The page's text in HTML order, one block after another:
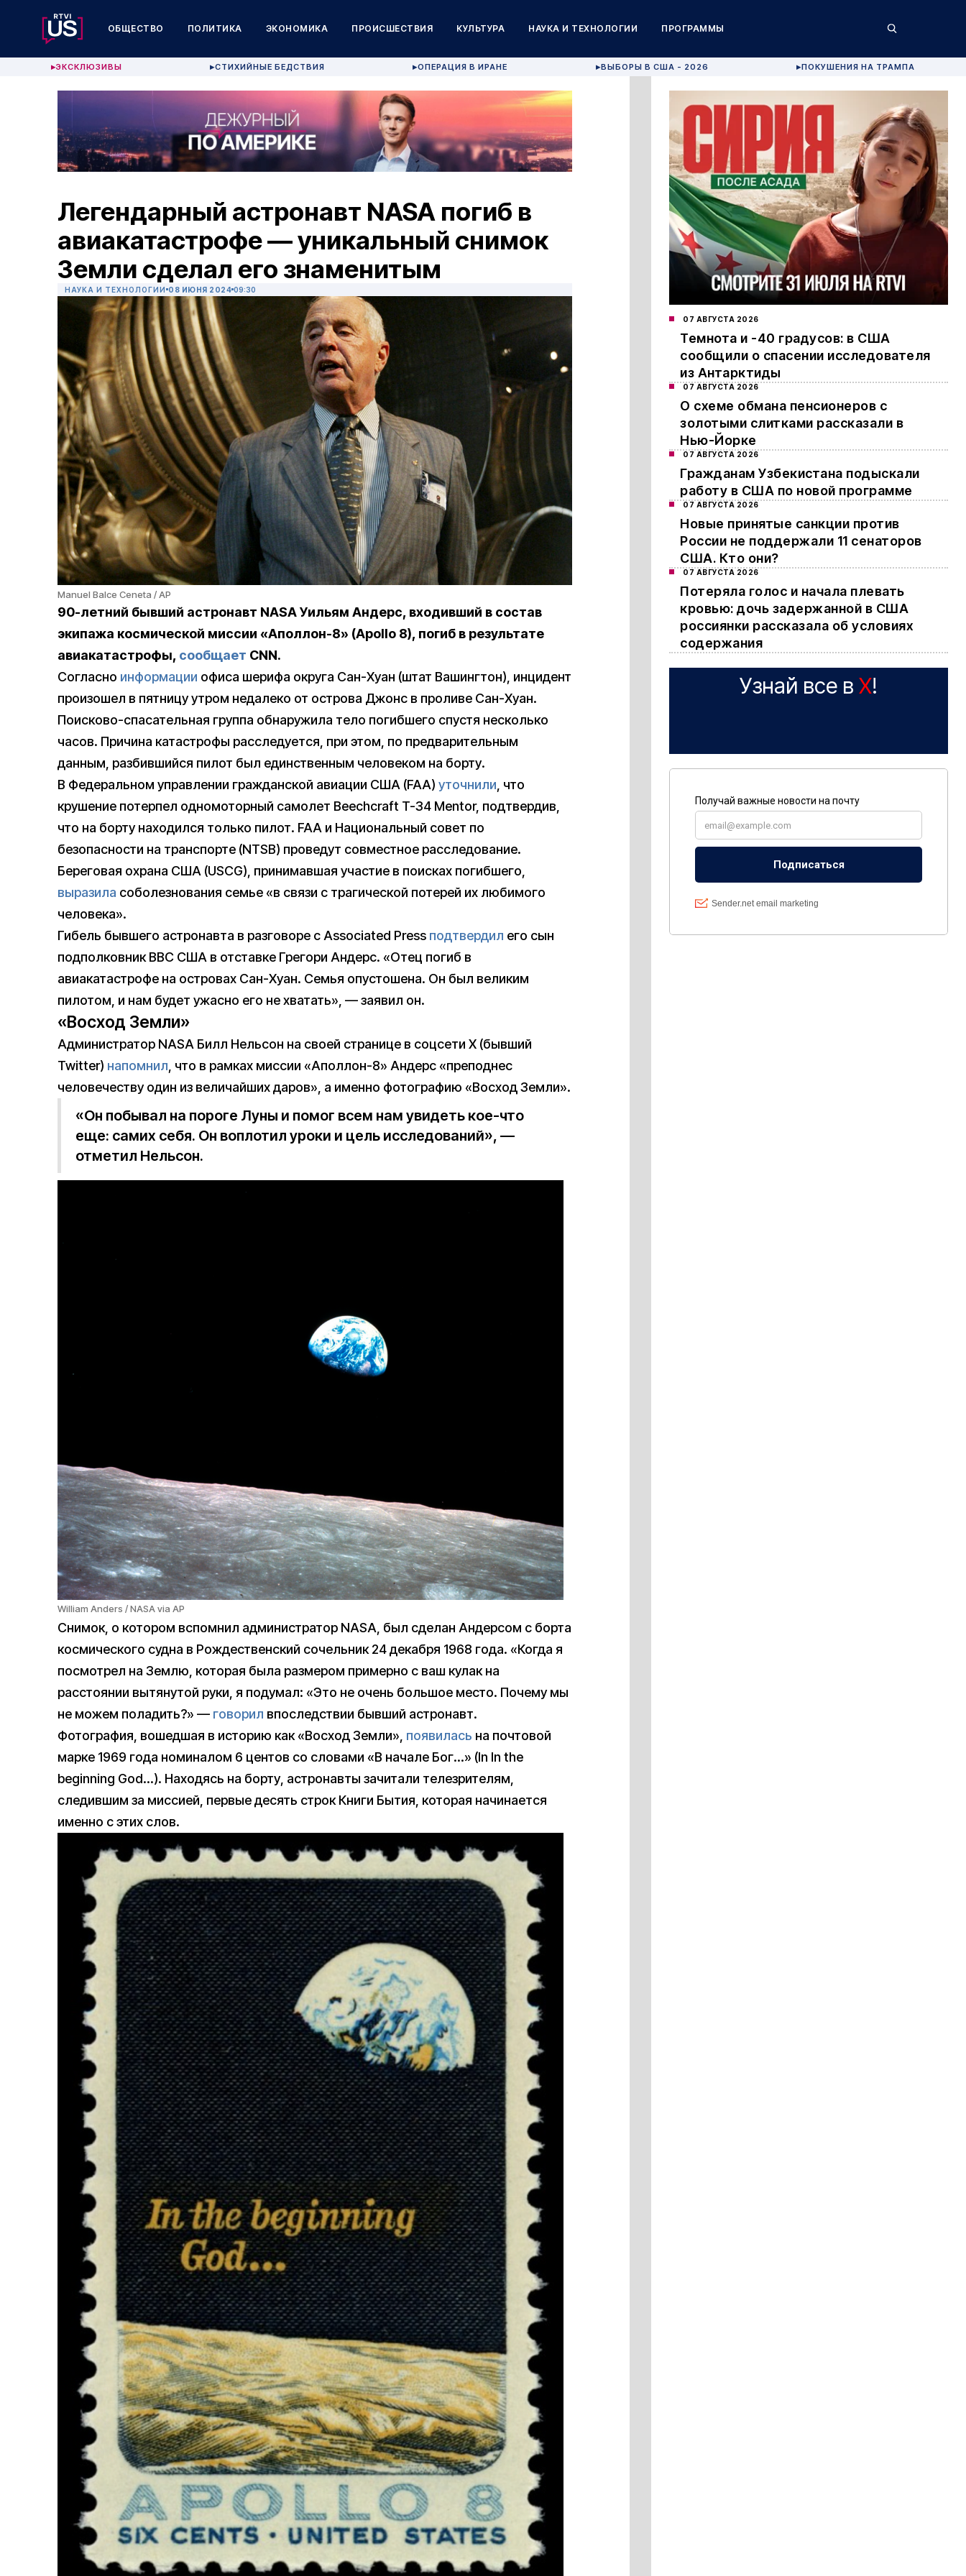
ОБЩЕСТВО ПОЛИТИКА ЭКОНОМИКА ПРОИСШЕСТВИЯ КУЛЬТУРА НАУКА И ТЕХНОЛОГИИ ПРОГРАММЫ
▶ЭКСКЛЮЗИВЫ ▶СТИХИЙНЫЕ БЕДСТВИЯ ▶ОПЕРАЦИЯ В ИРАНЕ ▶ВЫБОРЫ В США - 2026 ▶ПОКУШЕНИЯ НА ТРАМПА
Легендарный астронавт NASA погиб в
авиакатастрофе — уникальный снимок
Земли сделал его знаменитым
НАУКА И ТЕХНОЛОГИИ 08 ИЮНЯ 2024 09:30
Manuel Balce Ceneta / AP
90-летний бывший астронавт NASA Уильям Андерс, входивший в состав
экипажа космической миссии «Аполлон-8» (Apollo 8), погиб в результате
авиакатастрофы, сообщает CNN.
Согласно информации офиса шерифа округа Сан-Хуан (штат Вашингтон), инцидент
произошел в пятницу утром недалеко от острова Джонс в проливе Сан-Хуан.
Поисково-спасательная группа обнаружила тело погибшего спустя несколько
часов. Причина катастрофы расследуется, при этом, по предварительным
данным, разбившийся пилот был единственным человеком на борту.
В Федеральном управлении гражданской авиации США (FAA) уточнили, что
крушение потерпел одномоторный самолет Beechcraft T-34 Mentor, подтвердив,
что на борту находился только пилот. FAA и Национальный совет по
безопасности на транспорте (NTSB) проведут совместное расследование.
Береговая охрана США (USCG), принимавшая участие в поисках погибшего,
выразила соболезнования семье «в связи с трагической потерей их любимого
человека».
Гибель бывшего астронавта в разговоре с Associated Press подтвердил его сын
подполковник ВВС США в отставке Грегори Андерс. «Отец погиб в
авиакатастрофе на островах Сан-Хуан. Семья опустошена. Он был великим
пилотом, и нам будет ужасно его не хватать», — заявил он.
«Восход Земли»
Администратор NASA Билл Нельсон на своей странице в соцсети X (бывший
Twitter) напомнил, что в рамках миссии «Аполлон-8» Андерс «преподнес
человечеству один из величайших даров», а именно фотографию «Восход Земли».
«Он побывал на пороге Луны и помог всем нам увидеть кое-что
еще: самих себя. Он воплотил уроки и цель исследований», —
отметил Нельсон.
William Anders / NASA via AP
Снимок, о котором вспомнил администратор NASA, был сделан Андерсом с борта
космического судна в Рождественский сочельник 24 декабря 1968 года. «Когда я
посмотрел на Землю, которая была размером примерно с ваш кулак на
расстоянии вытянутой руки, я подумал: «Это не очень большое место. Почему мы
не можем поладить?» — говорил впоследствии бывший астронавт.
Фотография, вошедшая в историю как «Восход Земли», появилась на почтовой
марке 1969 года номиналом 6 центов со словами «В начале Бог…» (In In the
beginning God…). Находясь на борту, астронавты зачитали телезрителям,
следившим за миссией, первые десять строк Книги Бытия, которая начинается
именно с этих слов.
07 АВГУСТА 2026
Темнота и -40 градусов: в США
сообщили о спасении исследователя
из Антарктиды
07 АВГУСТА 2026
О схеме обмана пенсионеров с
золотыми слитками рассказали в
Нью-Йорке
07 АВГУСТА 2026
Гражданам Узбекистана подыскали
работу в США по новой программе
07 АВГУСТА 2026
Новые принятые санкции против
России не поддержали 11 сенаторов
США. Кто они?
07 АВГУСТА 2026
Потеряла голос и начала плевать
кровью: дочь задержанной в США
россиянки рассказала об условиях
содержания
Узнай все в X!